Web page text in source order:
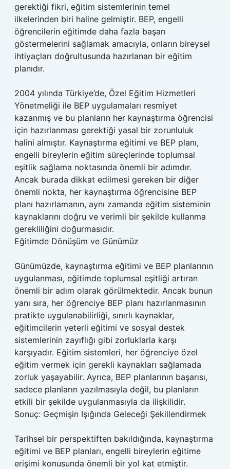
gerektiği fikri, eğitim sistemlerinin temel
ilkelerinden biri haline gelmiştir. BEP, engelli
öğrencilerin eğitimde daha fazla başarı
göstermelerini sağlamak amacıyla, onların bireysel
ihtiyaçları doğrultusunda hazırlanan bir eğitim
planıdır.
2004 yılında Türkiye’de, Özel Eğitim Hizmetleri
Yönetmeliği ile BEP uygulamaları resmiyet
kazanmış ve bu planların her kaynaştırma öğrencisi
için hazırlanması gerektiği yasal bir zorunluluk
halini almıştır. Kaynaştırma eğitimi ve BEP planı,
engelli bireylerin eğitim süreçlerinde toplumsal
eşitlik sağlama noktasında önemli bir adımdır.
Ancak burada dikkat edilmesi gereken bir diğer
önemli nokta, her kaynaştırma öğrencisine BEP
planı hazırlamanın, aynı zamanda eğitim sisteminin
kaynaklarını doğru ve verimli bir şekilde kullanma
gerekliliğini doğurmasıdır.
Eğitimde Dönüşüm ve Günümüz
Günümüzde, kaynaştırma eğitimi ve BEP planlarının
uygulanması, eğitimde toplumsal eşitliği artıran
önemli bir adım olarak görülmektedir. Ancak bunun
yanı sıra, her öğrenciye BEP planı hazırlanmasının
pratikte uygulanabilirliği, sınırlı kaynaklar,
eğitimcilerin yeterli eğitimi ve sosyal destek
sistemlerinin zayıflığı gibi zorluklarla karşı
karşıyadır. Eğitim sistemleri, her öğrenciye özel
eğitim vermek için gerekli kaynakları sağlamada
zorluk yaşayabilir. Ayrıca, BEP planlarının başarısı,
sadece planların yazılmasıyla değil, bu planların
etkili bir şekilde uygulanmasıyla da ilişkilidir.
Sonuç: Geçmişin Işığında Geleceği Şekillendirmek
Tarihsel bir perspektiften bakıldığında, kaynaştırma
eğitimi ve BEP planları, engelli bireylerin eğitime
erişimi konusunda önemli bir yol kat etmiştir.